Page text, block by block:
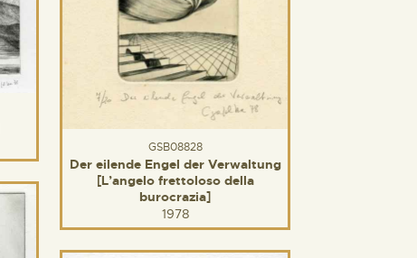
GSB08828
Der eilende Engel der Verwaltung
[L’angelo frettoloso della
burocrazia]
1978